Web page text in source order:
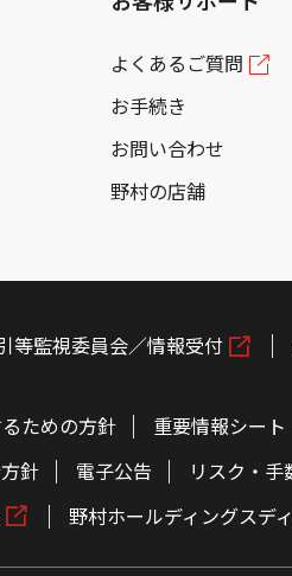
よくあるご質問
お手続き
お問い合わせ
野村の店舗
等監視委員会／情報受付
ための方針 重要情報シート
針 電子公告 リスク・
野村ホールディングスデ